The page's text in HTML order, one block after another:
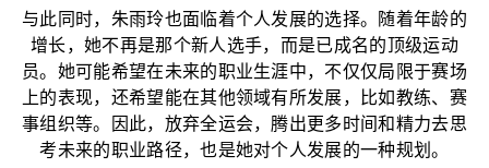
与此同时，朱雨玲也面临着个人发展的选择。随着年龄的
增长，她不再是那个新人选手，而是已成名的顶级运动
员。她可能希望在未来的职业生涯中，不仅仅局限于赛场
上的表现，还希望能在其他领域有所发展，比如教练、赛
事组织等。因此，放弃全运会，腾出更多时间和精力去思
考未来的职业路径，也是她对个人发展的一种规划。